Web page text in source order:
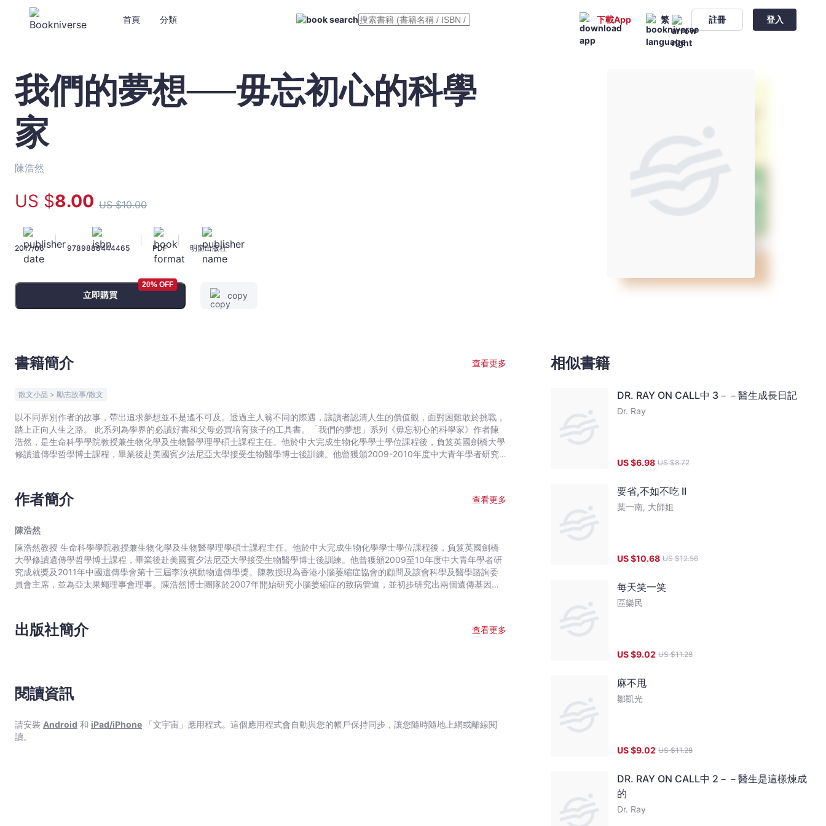
首頁 分類 下載App 繁 註冊 登入
我
們
的
夢
想
──
毋
初
心
的
科
學
-
浩
文
宇
｜
Bookniverse
我們的夢想──毋忘初心的科學
家
陳浩然
US $8.00 US $10.00
2017/06
|
9789888444465 PDF 明窗出版社
立即購買
20% OFF
copy
書籍簡介 查看更多
散文小品 > 勵志故事/散文
以不同界別作者的故事，帶出追求夢想並不是遙不可及。透過主人翁不同的際遇，讓讀者認清人生的價值觀，面對困難敢於挑戰，
踏上正向人生之路。 此系列為學界的必讀好書和父母必買培育孩子的工具書。「我們的夢想」系列《毋忘初心的科學家》作者陳
浩然，是生命科學學院教授兼生物化學及生物醫學理學碩士課程主任。他於中大完成生物化學學士學位課程後，負笈英國劍橋大學
修讀遺傳學哲學博士課程，畢業後赴美國賓夕法尼亞大學接受生物醫學博士後訓練。他曾獲頒2009-2010年度中大青年學者研究
中文大學進行為期3年研究，並於2016年取得進展，陳浩然博士及其團隊發明了一種名為P3 的多(月太)分子（由蛋白質中13 個氨
基酸(月太)合成），能有效抑制神經細胞退化，並已取得美國專利及商標局的專利，可望成為新藥物，為罕見神經系統病患者帶來
作者簡介 查看更多
陳浩然
陳浩然教授 生命科學學院教授兼生物化學及生物醫學理學碩士課程主任。他於中大完成生物化學學士學位課程後，負笈英國劍橋
大學修讀遺傳學哲學博士課程，畢業後赴美國賓夕法尼亞大學接受生物醫學博士後訓練。他曾獲頒2009至10年度中大青年學者研
究成就獎及2011年中國遺傳學會第十三屆李汝祺動物遺傳學獎。陳教授現為香港小腦萎縮症協會的顧問及該會科學及醫學諮詢委
員會主席，並為亞太果蠅理事會理事。陳浩然博士團隊於2007年開始研究小腦萎縮症的致病管道，並初步研究出兩個遺傳基因圖
經細胞退化，並已取得美國專利及商標局的專利，可望成為新藥物，為罕見神經系統病患者帶來令人振奮的消息。
出版社簡介 查看更多
閱讀資訊
請安裝 Android 和 iPad/iPhone 「文宇宙」應用程式。這個應用程式會自動與您的帳戶保持同步，讓您隨時隨地上網或離線閱
讀。
相似書籍
DR. RAY ON CALL中 3－－醫生成長日記
Dr. Ray
US $6.98 US $8.72
要省,不如不吃 II
葉一南, 大師姐
US $10.68 US $12.56
每天笑一笑
區樂民
US $9.02 US $11.28
麻不甩
鄒凱光
US $9.02 US $11.28
DR. RAY ON CALL中 2－－醫生是這樣煉成
的
Dr. Ray